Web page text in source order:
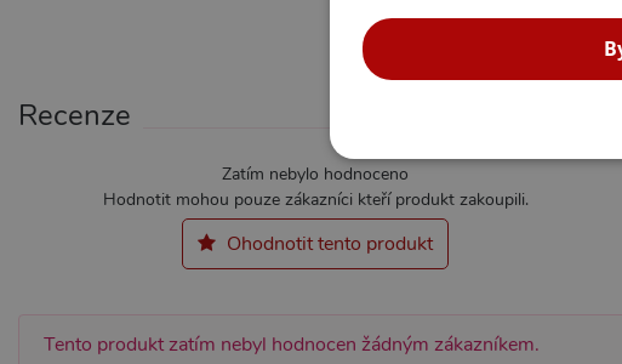
Recenze
Zatím nebylo hodnoceno
Hodnotit mohou pouze zákazníci kteří produkt zakoupili.
Ohodnotit tento produkt
Tento produkt zatím nebyl hodnocen žádným zákazníkem.
NEZBYTNĚ
bez nezbytně nutných souborů cookie